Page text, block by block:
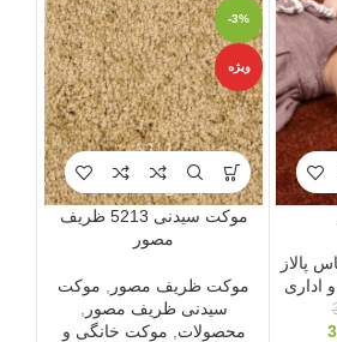
پالاز
اداری
-3%
ویژه
موکت سیدنی 5213 ظریف
مصور
موکت ظریف مصور
موکت
سیدنی ظریف مصور
محصولات
موکت خانگی و